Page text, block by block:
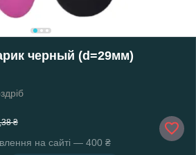
черный (d=29мм)
₴
на сайті — 400 ₴